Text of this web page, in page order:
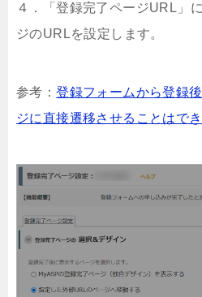
４．「登録完了ページURL」
ジのURLを設定します。
参考：登録フォームから登録
ジに直接遷移させることはで